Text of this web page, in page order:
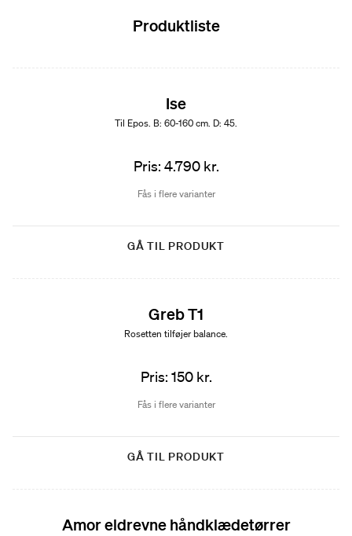
Produktliste
Ise
Til Epos. B: 60-160 cm. D: 45.
Pris: 4.790 kr.
Fås i flere varianter
GÅ TIL PRODUKT
Greb T1
Rosetten tilføjer balance.
Pris: 150 kr.
Fås i flere varianter
GÅ TIL PRODUKT
Amor eldrevne håndklædetørrer